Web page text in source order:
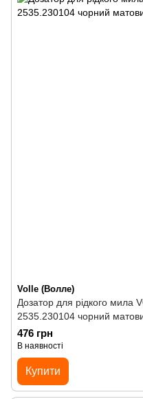
Volle (Волле)
Дозатор для рідкого мила
2535.230104 чорний
476 грн
В наявності
Купити